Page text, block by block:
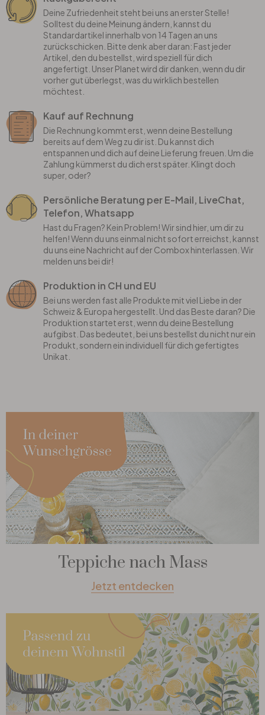
Deine Zufriedenheit steht bei uns an erster Stelle!
Solltest du deine Meinung ändern, kannst du
Standardartikel innerhalb von 14 Tagen an uns
zurückschicken. Bitte denk aber daran: Fast jeder
Artikel, den du bestellst, wird speziell für dich
angefertigt. Unser Planet wird dir danken, wenn du dir
vorher gut überlegst, was du wirklich bestellen
möchtest.
Kauf auf Rechnung
Die Rechnung kommt erst, wenn deine Bestellung
bereits auf dem Weg zu dir ist. Du kannst dich
entspannen und dich auf deine Lieferung freuen. Um die
Zahlung kümmerst du dich erst später. Klingt doch
super, oder?
Persönliche Beratung per E-Mail, LiveChat,
Telefon, Whatsapp
Hast du Fragen? Kein Problem! Wir sind hier, um dir zu
helfen! Wenn du uns einmal nicht sofort erreichst, kannst
du uns eine Nachricht auf der Combox hinterlassen. Wir
melden uns bei dir!
Produktion in CH und EU
Bei uns werden fast alle Produkte mit viel Liebe in der
Schweiz & Europa hergestellt. Und das Beste daran? Die
Produktion startet erst, wenn du deine Bestellung
aufgibst. Das bedeutet, bei uns bestellst du nicht nur ein
Produkt, sondern ein individuell für dich gefertigtes
Unikat.
Teppiche nach Mass
Jetzt entdecken